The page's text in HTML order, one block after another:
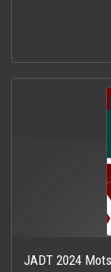
JADT 2024